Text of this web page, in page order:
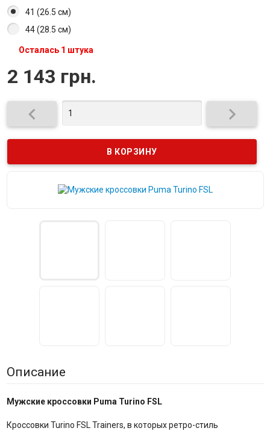
41 (26.5 см)
44 (28.5 см)
Осталась 1 штука
2 143 грн.
Описание
Мужские кроссовки Puma Turino FSL
Кроссовки Turino FSL Trainers, в которых ретро-стиль